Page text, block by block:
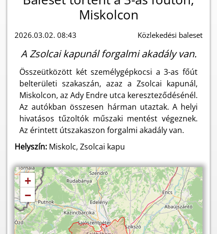
Miskolcon
2026.03.02. 08:43 Közlekedési baleset
A Zsolcai kapunál forgalmi akadály van.
Összeütközött két személygépkocsi a 3-as főút
belterületi szakaszán, azaz a Zsolcai kapunál,
Miskolcon, az Ady Endre utca kereszteződésénél.
Az autókban összesen hárman utaztak. A helyi
hivatásos tűzoltók műszaki mentést végeznek.
Az érintett útszakaszon forgalmi akadály van.
Helyszín: Miskolc, Zsolcai kapu
+
−